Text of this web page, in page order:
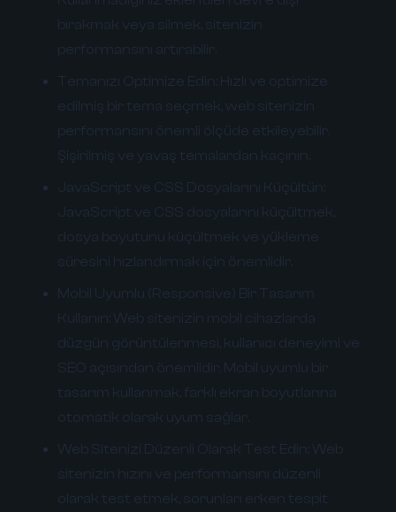
bırakmak veya silmek, sitenizin
performansını artırabilir.
Temanızı Optimize Edin: Hızlı ve optimize
edilmiş bir tema seçmek, web sitenizin
performansını önemli ölçüde etkileyebilir.
Şişirilmiş ve yavaş temalardan kaçının.
JavaScript ve CSS Dosyalarını Küçültün:
JavaScript ve CSS dosyalarını küçültmek,
dosya boyutunu küçültmek ve yükleme
süresini hızlandırmak için önemlidir.
Mobil Uyumlu (Responsive) Bir Tasarım
Kullanın: Web sitenizin mobil cihazlarda
düzgün görüntülenmesi, kullanıcı deneyimi ve
SEO açısından önemlidir. Mobil uyumlu bir
tasarım kullanmak, farklı ekran boyutlarına
otomatik olarak uyum sağlar.
Web Sitenizi Düzenli Olarak Test Edin: Web
sitenizin hızını ve performansını düzenli
olarak test etmek, sorunları erken tespit